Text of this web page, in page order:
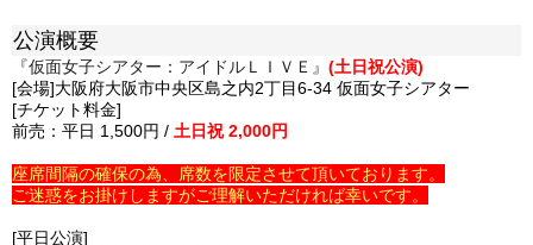
公演概要
『仮面女子シアター：アイドルＬＩＶＥ』 (土日祝公演)
[会場]大阪府大阪市中央区島之内2丁目6-34 仮面女子シアター
[チケット料金]
前売：平日 1,500円 / 土日祝 2,000円
座席間隔の確保の為、席数を限定させて頂いております。
ご迷惑をお掛けしますがご理解いただければ幸いです。
[平日公演]